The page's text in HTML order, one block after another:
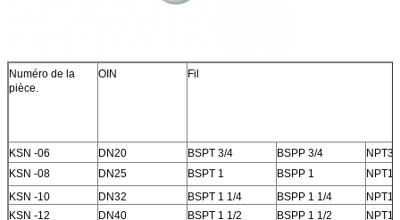
Numéro de la
pièce.
OIN Fil
KSN -06 DN20 BSPT 3/4 BSPP 3/4
NPT3/
KSN -08
DN25 BSPT 1 BSPP 1
NPT1
KSN -10
DN32 BSPT 1 1/4 BSPP 1 1/4
NPT1
KSN -12
DN40 BSPT 1 1/2 BSPP 1 1/2
NPT1